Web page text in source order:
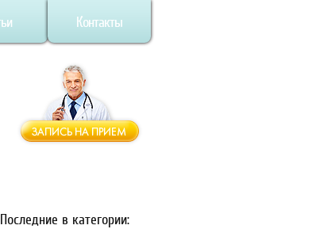
Контакты
Последние в категории: